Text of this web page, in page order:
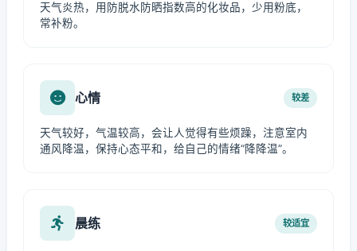
天气炎热，用防脱水防晒指数高的化妆品，少用粉底，
常补粉。
心情 较差
天气较好，气温较高，会让人觉得有些烦躁，注意室内
通风降温，保持心态平和，给自己的情绪“降降温”。
晨练 较适宜